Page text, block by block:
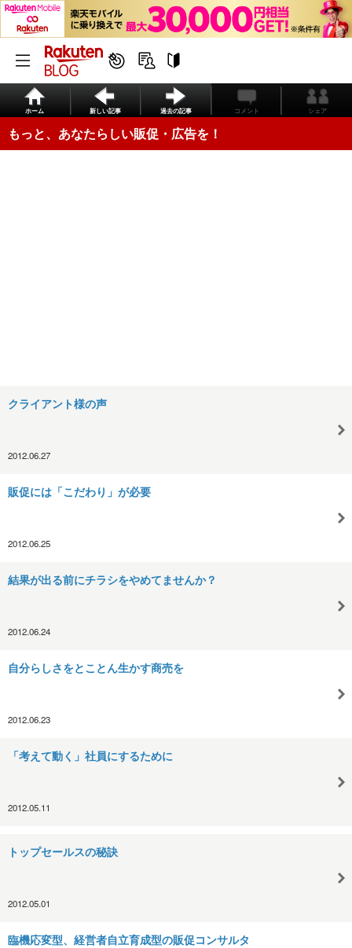
ホーム 新しい記事 過去の記事 コメント シェア
もっと、あなたらしい販促・広告を！
クライアント様の声
2012.06.27
販促には「こだわり」が必要
2012.06.25
結果が出る前にチラシをやめてませんか？
2012.06.24
自分らしさをとことん生かす商売を
2012.06.23
「考えて動く」社員にするために
2012.05.11
トップセールスの秘訣
2012.05.01
臨機応変型、経営者自立育成型の販促コンサルタ